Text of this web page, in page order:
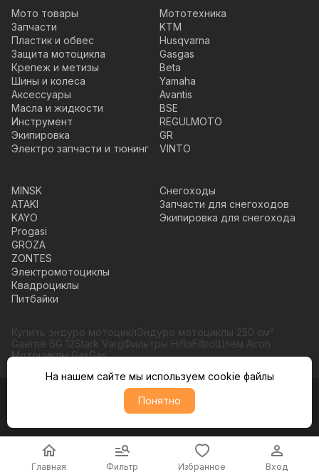
Мото товары
Запчасти
Пластик и обвес
Защита мотоцикла
Крепеж и метизы
Шины и колеса
Аксессуары
Масла и жидкости
Инструмент
Экипировка
Электро запчасти и тюнинг
Мототехника
KTM
Husqvarna
Gasgas
Beta
Yamaha
Avantis
BSE
REGULMOTO
GR
VINTO
MINSK
ATAKI
KAYO
Progasi
GROZA
ZONTES
Электромотоциклы
Квадроциклы
Питбайки
Снегоходы
Запчасти для снегоходов
Экипировка для снегохода
Купить эндуро мотоциклЭндуро мотоциклы 250 см³
Gaerne SG 12Stark VargФильтры HifloFiltroШлем Airoh
Мотоциклы GasGas
© Moto365, Все права защищены
Политика обратботки персональных данных
Главная Фильтр Избранное Вход
На нашем сайте мы используем cookie файлы
Понятно